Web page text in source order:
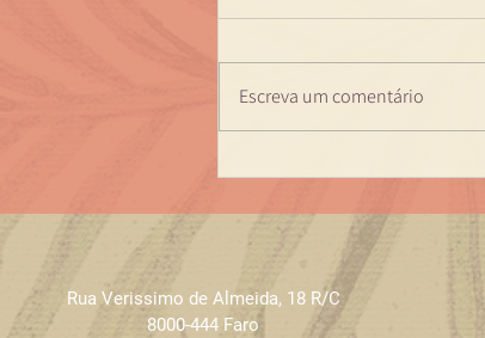
Escreva um comentário
Rua Verissimo de Almeida, 18 R/C
8000-444 Faro